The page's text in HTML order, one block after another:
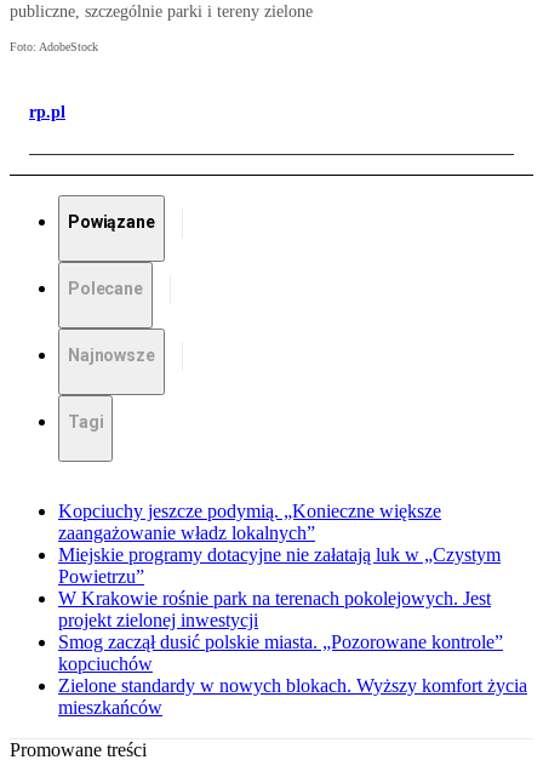
publiczne, szczególnie parki i tereny zielone
Foto: AdobeStock
rp.pl
Powiązane
Polecane
Najnowsze
Tagi
Kopciuchy jeszcze podymią. „Konieczne większe
zaangażowanie władz lokalnych”
Miejskie programy dotacyjne nie załatają luk w „Czystym
Powietrzu”
W Krakowie rośnie park na terenach pokolejowych. Jest
projekt zielonej inwestycji
Smog zaczął dusić polskie miasta. „Pozorowane kontrole”
kopciuchów
Zielone standardy w nowych blokach. Wyższy komfort życia
mieszkańców
Promowane treści